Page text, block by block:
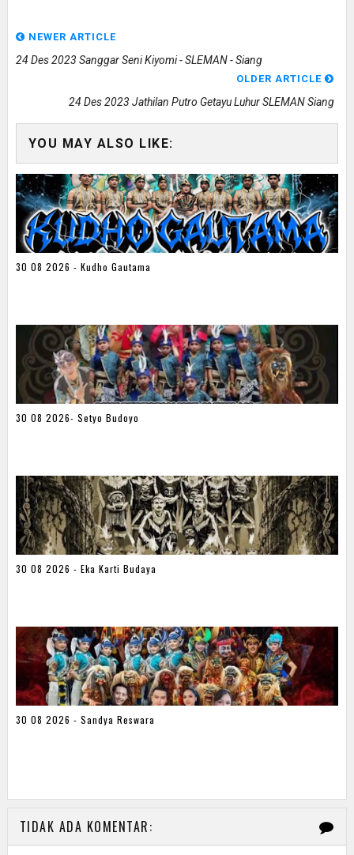
NEWER ARTICLE
24 Des 2023 Sanggar Seni Kiyomi - SLEMAN - Siang
OLDER ARTICLE
24 Des 2023 Jathilan Putro Getayu Luhur SLEMAN Siang
YOU MAY ALSO LIKE:
30 08 2026 - Kudho Gautama
30 08 2026- Setyo Budoyo
30 08 2026 - Eka Karti Budaya
30 08 2026 - Sandya Reswara
TIDAK ADA KOMENTAR: